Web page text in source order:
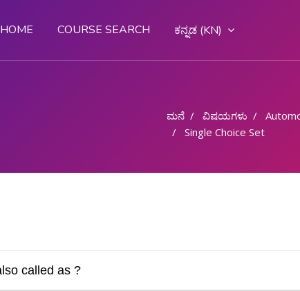
HOME COURSE SEARCH ಕನ್ನಡ ‎(KN)‎
ಮನೆ ವಿಷಯಗಳು
Single Choice Set